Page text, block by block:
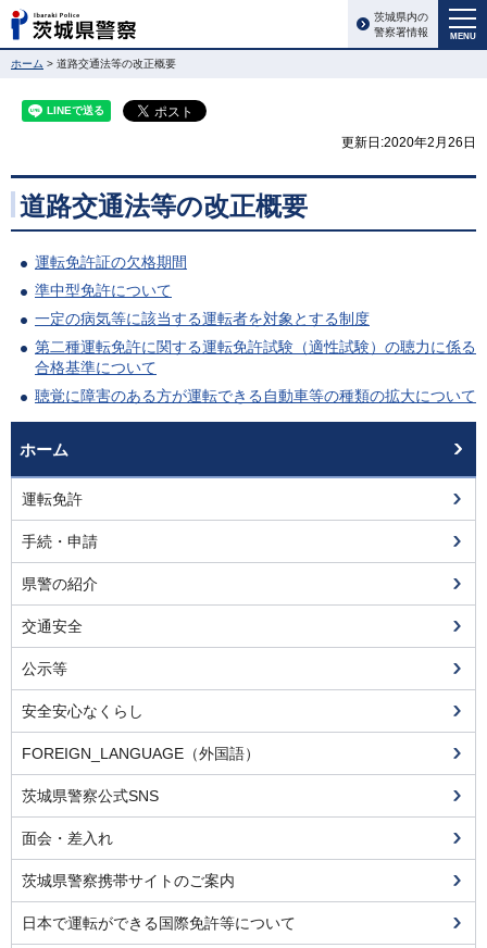
MENU
茨城県内の
警察署情報
ホーム > 道路交通法等の改正概要
更新日:2020年2月26日
道路交通法等の改正概要
運転免許証の欠格期間
準中型免許について
一定の病気等に該当する運転者を対象とする制度
第二種運転免許に関する運転免許試験（適性試験）の聴力に係る
合格基準について
聴覚に障害のある方が運転できる自動車等の種類の拡大について
ホーム
運転免許
手続・申請
県警の紹介
交通安全
公示等
安全安心なくらし
FOREIGN_LANGUAGE（外国語）
茨城県警察公式SNS
面会・差入れ
茨城県警察携帯サイトのご案内
日本で運転ができる国際免許等について